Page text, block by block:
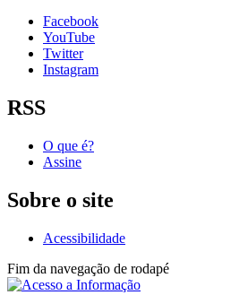
Facebook
YouTube
Twitter
Instagram
RSS
O que é?
Assine
Sobre o site
Acessibilidade
Fim da navegação de rodapé